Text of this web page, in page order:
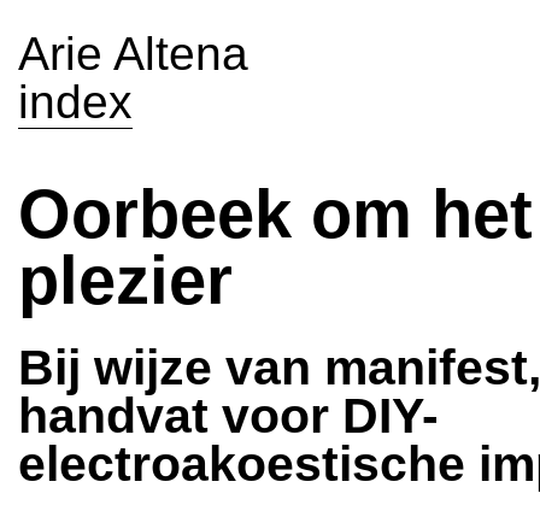
Arie Altena
index
Oorbeek om het
plezier
Bij wijze van
handvat voor DIY-
electroakoestische